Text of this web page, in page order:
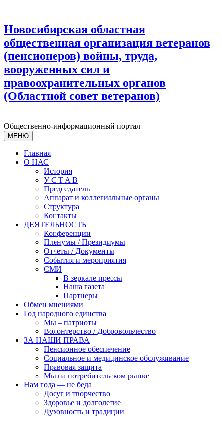
Новосибирская областная
общественная организация ветеранов
(пенсионеров) войны, труда,
вооруженных сил и
правоохранительных органов
(Областной совет ветеранов)
Общественно-информационный портал
МЕНЮ
Главная
О НАС
История
У С T A B
Председатель
Аппарат и коллегиальные органы
Структура
Контакты
ДЕЯТЕЛЬНОСТЬ
Конференции
Пленумы / Президиумы
Отчеты / Документы
События и мероприятия
СМИ
В зеркале прессы
Наша газета
Партнеры
Обмен мнениями
Год народного единства
Мы – патриоты
Волонтерство / Добровольчество
ЗА НАШИ ПРАВА
Пенсионное обеспечение
Социальное и медицинское обслуживание
Правовая защита
Мы на потребительском рынке
Нам года — не беда
Досуг и творчество
Здоровье и долголетие
Духовность и традиции